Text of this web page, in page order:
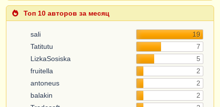
Топ 10 авторов за месяц
sali
19
Tatitutu
7
LizkaSosiska
5
fruitella
2
antoneus
2
balakin
2